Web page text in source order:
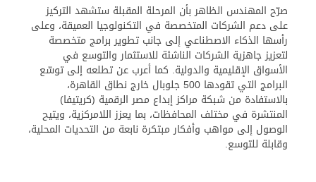
صرّح المهندس الظاهر بأن المرحلة المقبلة ستشهد التركيز
على دعم الشركات المتخصصة في التكنولوجيا العميقة، وعلى
رأسها الذكاء الاصطناعي إلى جانب تطوير برامج متخصصة
لتعزيز جاهزية الشركات الناشئة للاستثمار والتوسع في
الأسواق الإقليمية والدولية. كما أعرب عن تطلعه إلى توسّع
البرامج التي تقودها 500 جلوبال خارج نطاق القاهرة،
بالاستفادة من شبكة مراكز إبداع مصر الرقمية (كريتيفا)
المنتشرة في مختلف المحافظات، بما يعزز اللامركزية، ويتيح
الوصول إلى مواهب وأفكار مبتكرة نابعة من التحديات المحلية،
وقابلة للتوسع.